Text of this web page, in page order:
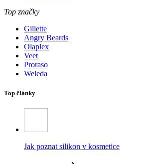
Top značky
Gillette
Angry Beards
Olaplex
Veet
Proraso
Weleda
Top články
Jak poznat silikon v kosmetice